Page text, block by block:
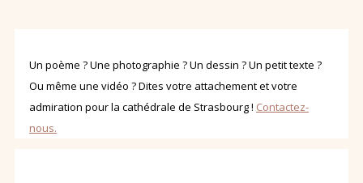
Un poème ? Une photographie ? Un dessin ? Un petit texte ?
Ou même une vidéo ? Dites votre attachement et votre
admiration pour la cathédrale de Strasbourg ! Contactez-
nous.